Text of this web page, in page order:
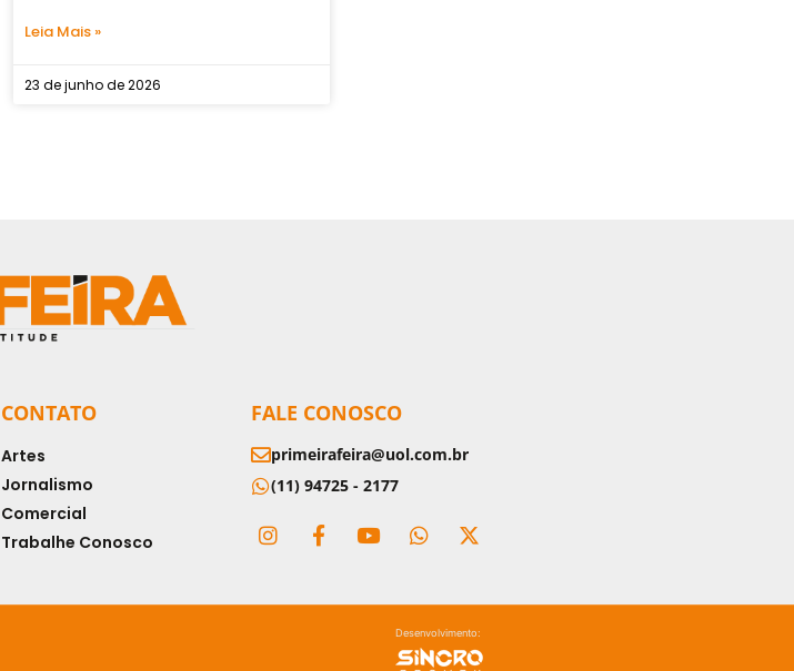
Leia Mais »
23 de junho de 2026
CONTATO
Artes
Jornalismo
Comercial
Trabalhe Conosco
FALE CONOSCO
primeirafeira@uol.com.br
(11) 94725 - 2177
Desenvolvimento: